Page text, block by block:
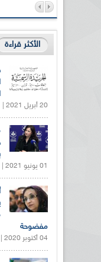
الأكثر قراءة
20 أبريل 2021 |
01 يونيو 2021 |
مفضوحة
04 أكتوبر 2020 |